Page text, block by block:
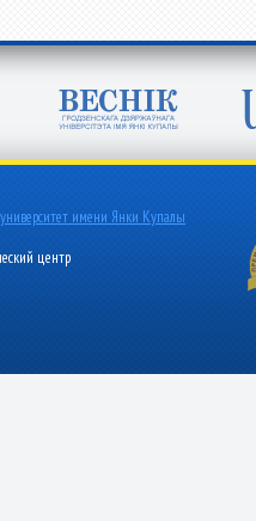
имени Янки Купалы
центр